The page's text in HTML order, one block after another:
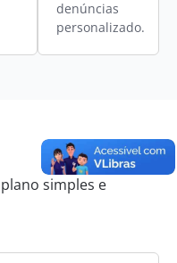
denúncias
personalizado.
simples e